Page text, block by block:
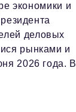
экономики и
деловых
рынками и
2026 года. В